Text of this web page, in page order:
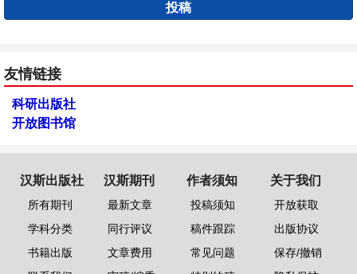
投稿
友情链接
科研出版社
开放图书馆
汉斯出版社
所有期刊
学科分类
书籍出版
汉斯期刊
最新文章
同行评议
文章费用
作者须知
投稿须知
稿件跟踪
常见问题
关于我们
开放获取
出版协议
保存/撤销